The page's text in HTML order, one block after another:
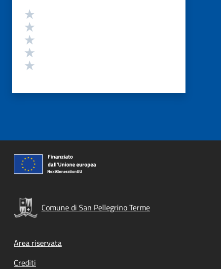
Valutazione
Comune di San Pellegrino Terme
Footer menu
Area riservata
Crediti